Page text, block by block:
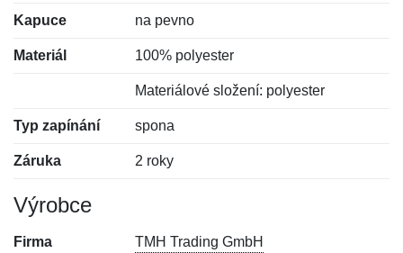
Kapuce na pevno
Materiál 100% polyester
Materiálové složení: polyester
Typ zapínání spona
Záruka 2 roky
Výrobce
Firma TMH Trading GmbH